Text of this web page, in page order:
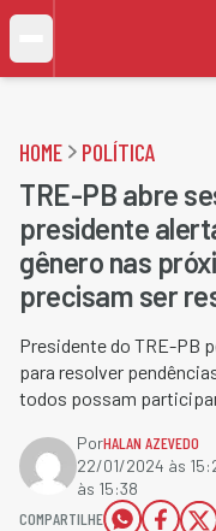
HOME POLÍTICA
TRE-PB abre
presidente
gênero nas
precisam ser
Presidente do TRE-PB
para resolver
todos possam
PorHALAN AZEVEDO
22/01/2024 às
às 15:38
COMPARTILHE